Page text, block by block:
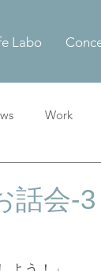
Labo
Work
話会-3